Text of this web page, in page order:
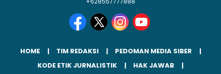
HOME TIM REDAKSI
PEDOMAN MEDIA SIBER
KODE ETIK JURNALISTIK
HAK JAWAB